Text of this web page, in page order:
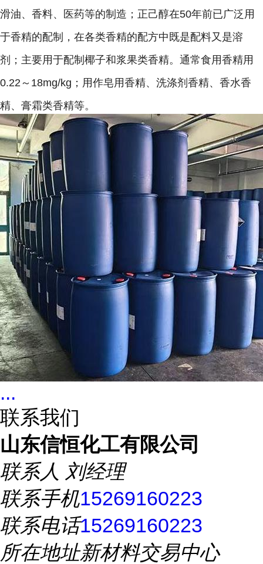
滑油、香料、医药等的制造；正己醇在50年前已广泛用
于香精的配制，在各类香精的配方中既是配料又是溶
剂；主要用于配制椰子和浆果类香精。通常食用香精用
0.22～18mg/kg；用作皂用香精、洗涤剂香精、香水香
精、膏霜类香精等。
...
联系我们
山东信恒化工有限公司
联系人 刘经理
联系手机15269160223
联系电话15269160223
所在地址新材料交易中心